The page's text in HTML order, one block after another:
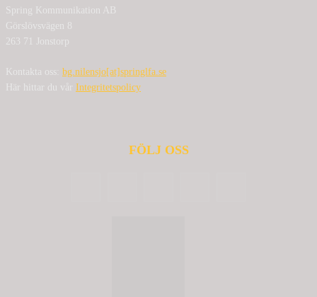
Spring Kommunikation AB
Görslövsvägen 8
263 71 Jonstorp
Kontakta oss: bg.nilensjo[at]springlfa.se
Här hittar du vår Integritetspolicy
FÖLJ OSS